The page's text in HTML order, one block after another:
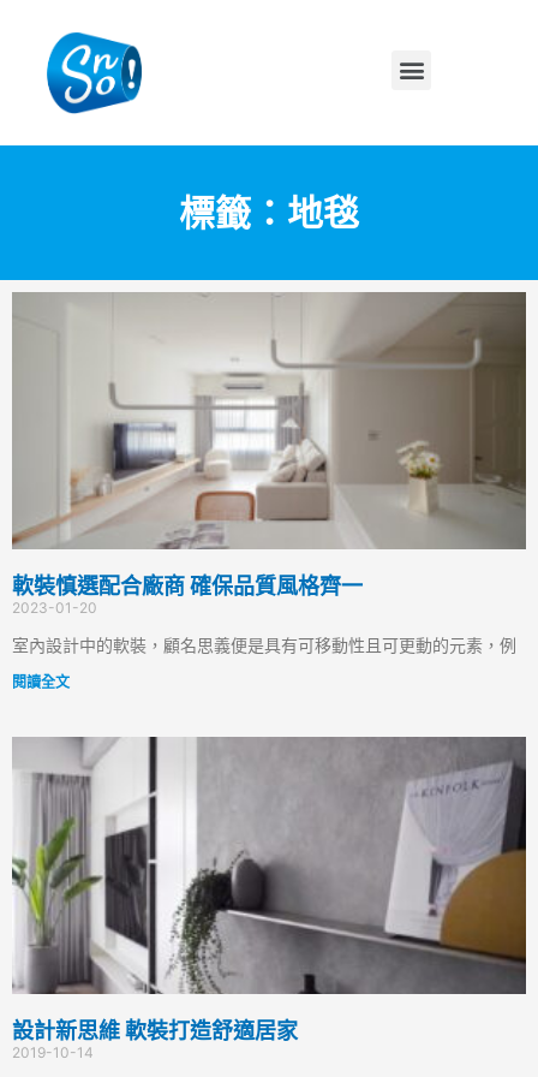
標籤：地毯
軟裝慎選配合廠商 確保品質風格齊一
2023-01-20
室內設計中的軟裝，顧名思義便是具有可移動性且可更動的元素，例
閱讀全文
設計新思維 軟裝打造舒適居家
2019-10-14